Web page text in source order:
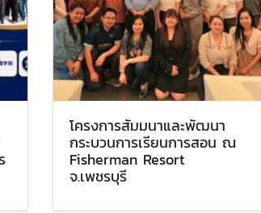
โครงการสัมมนาและพัฒนา
กระบวนการเรียนการสอน ณ
Fisherman Resort
จ.เพชรบุรี